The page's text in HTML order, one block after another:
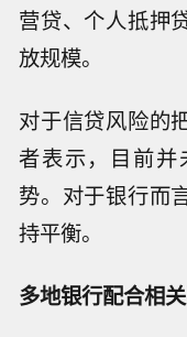
营贷、个人抵押
放规模。
对于信贷风险的
者表示，目前
势。对于银行而
持平衡。
多地银行配合相